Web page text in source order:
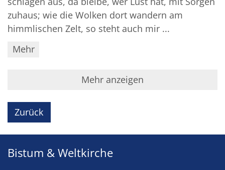
zuhaus; wie die Wolken dort wandern am
himmlischen Zelt, so steht auch mir ...
Mehr
Mehr anzeigen
Zurück
Bistum & Weltkirche